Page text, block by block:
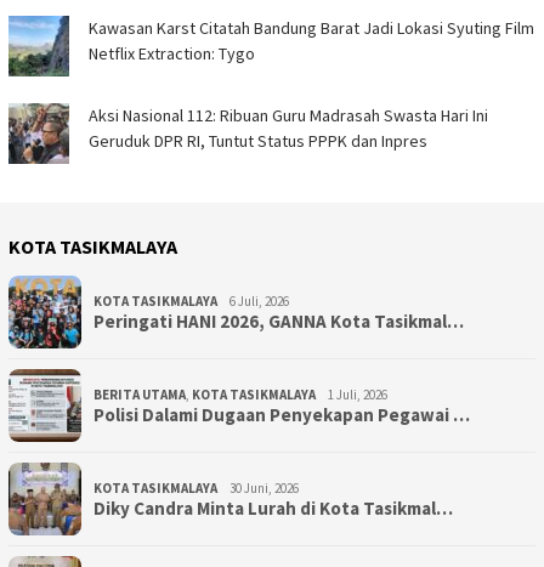
Kawasan Karst Citatah Bandung Barat Jadi Lokasi Syuting Film
Netflix Extraction: Tygo
Aksi Nasional 112: Ribuan Guru Madrasah Swasta Hari Ini
Geruduk DPR RI, Tuntut Status PPPK dan Inpres
KOTA TASIKMALAYA
KOTA TASIKMALAYA 6 Juli, 2026
Peringati HANI 2026, GANNA Kota Tasikmal…
BERITA UTAMA, KOTA TASIKMALAYA 1 Juli, 2026
Polisi Dalami Dugaan Penyekapan Pegawai …
KOTA TASIKMALAYA 30 Juni, 2026
Diky Candra Minta Lurah di Kota Tasikmal…